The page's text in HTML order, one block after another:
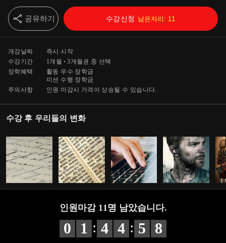
공유하기 수강신청 남은자리: 11
개강날짜
즉시 시작
수강기간
1개월 3개월 권 중 선택
장학혜택
활동 우수 장학금
미션 수행 장학금
주의사항
인원 마감시 가격이 상승될 수 있습니다.
수강 후 우리들의 변화
인원마감 11 명 남았습니다.
0 1 : 4 4 : 5 7